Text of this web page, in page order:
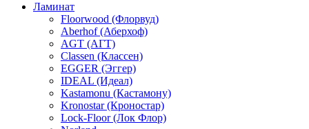
Ламинат
Floorwood (Флорвуд)
Aberhof (Аберхоф)
AGT (АГТ)
Classen (Классен)
EGGER (Эггер)
IDEAL (Идеал)
Kastamonu (Кастамону)
Kronostar (Кроностар)
Lock-Floor (Лок Флор)